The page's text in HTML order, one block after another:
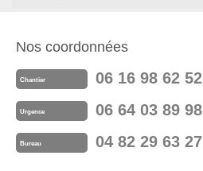
Nos coordonnées
Chantier 06 16 98 62 52
Urgence 06 64 03 89 98
Bureau 04 82 29 63 27